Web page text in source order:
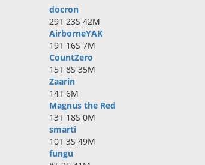
docron
29T 23S 42M
AirborneYAK
19T 16S 7M
CountZero
15T 8S 35M
Zaarin
14T 6M
Magnus the Red
13T 18S 0M
smarti
10T 3S 49M
fungu